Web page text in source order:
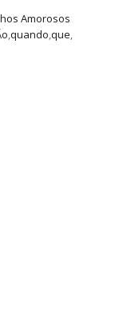
Amorosos
,quando,que,